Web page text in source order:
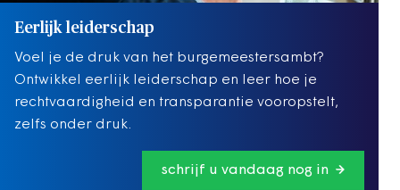
Eerlijk leiderschap
Voel je de druk van het burgemeestersambt?
Ontwikkel eerlijk leiderschap en leer hoe je
rechtvaardigheid en transparantie vooropstelt,
zelfs onder druk.
schrijf u vandaag nog in